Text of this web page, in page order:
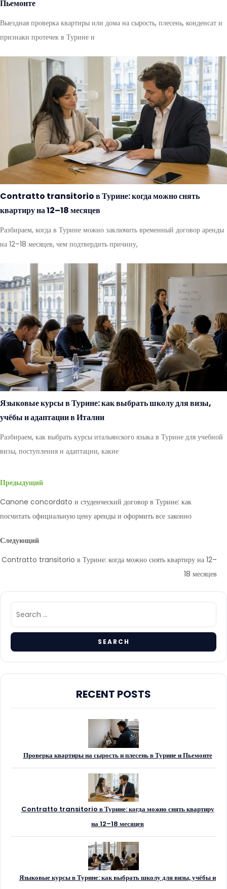
Пьемонте
Выездная проверка квартиры или дома на сырость, плесень, конденсат и
признаки протечек в Турине и
Contratto transitorio в Турине: когда можно снять
квартиру на 12–18 месяцев
Разбираем, когда в Турине можно заключить временный договор аренды
на 12–18 месяцев, чем подтвердить причину,
Языковые курсы в Турине: как выбрать школу для визы,
учёбы и адаптации в Италии
Разбираем, как выбрать курсы итальянского языка в Турине для учебной
визы, поступления и адаптации, какие
Предыдущий
Canone concordato и студенческий договор в Турине: как
посчитать официальную цену аренды и оформить все законно
Следующий
Contratto transitorio в Турине: когда можно снять квартиру на 12–
18 месяцев
RECENT POSTS
Проверка квартиры на сырость и плесень в Турине и Пьемонте
Contratto transitorio в Турине: когда можно снять квартиру
на 12–18 месяцев
Языковые курсы в Турине: как выбрать школу для визы, учёбы и